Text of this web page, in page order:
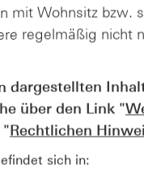
Wie
07.08.26
mit Wohnsitz
regelmäßig nicht
dargestellten
über den Link "
"Rechtlichen
sich in: